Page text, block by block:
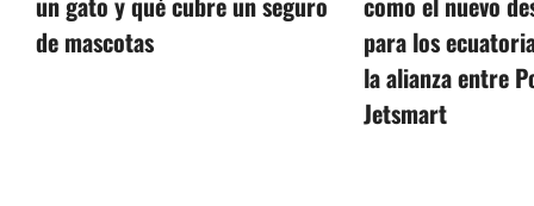
de mascotas
para los
la alianza entre
Jetsmart